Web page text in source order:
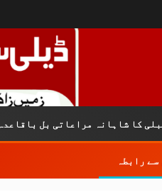
مراعاتی بل باقاعدہ قانون ہے
سے رابطہ